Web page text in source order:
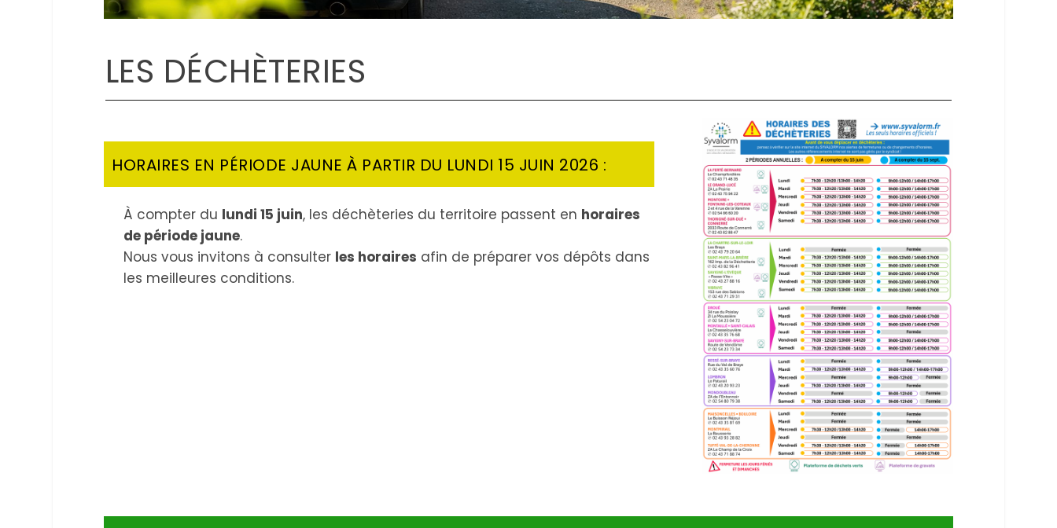
LES DÉCHÈTERIES
HORAIRES EN PÉRIODE JAUNE À PARTIR DU LUNDI 15 JUIN 2026 :
À compter du lundi 15 juin, les déchèteries du territoire passent en horaires
de période jaune.
Nous vous invitons à consulter les horaires afin de préparer vos dépôts dans
les meilleures conditions.